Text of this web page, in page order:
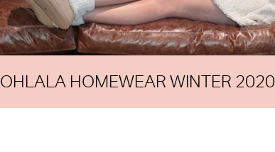
OHLALA HOMEWEAR WINTER 2020